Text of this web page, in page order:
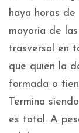
haya horas
mayoría de
trasversal en
que quien la
formada o
Termina
es total. A